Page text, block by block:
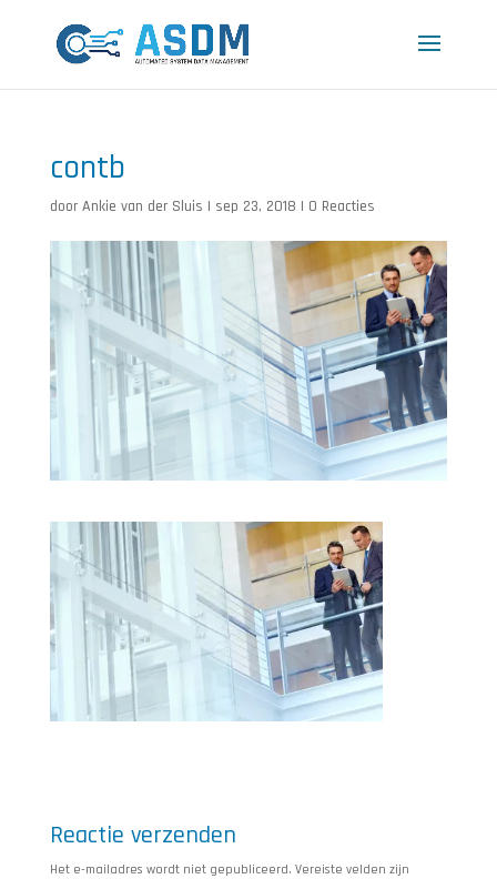
contb
door Ankie van der Sluis | sep 23, 2018 | 0 Reacties
Reactie verzenden
Het e-mailadres wordt niet gepubliceerd. Vereiste velden zijn